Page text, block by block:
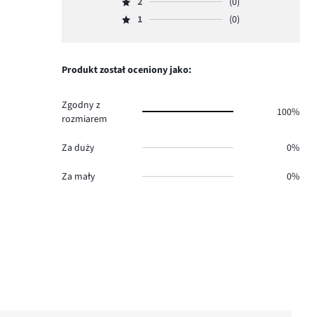
głosów
3,
ilość
Ocena
2,
0.
Ocena
głosów
1 (0)
Produkt został oceniony jako:
Zgodny z
rozmiarem
100%
Za duży 0%
Za mały 0%